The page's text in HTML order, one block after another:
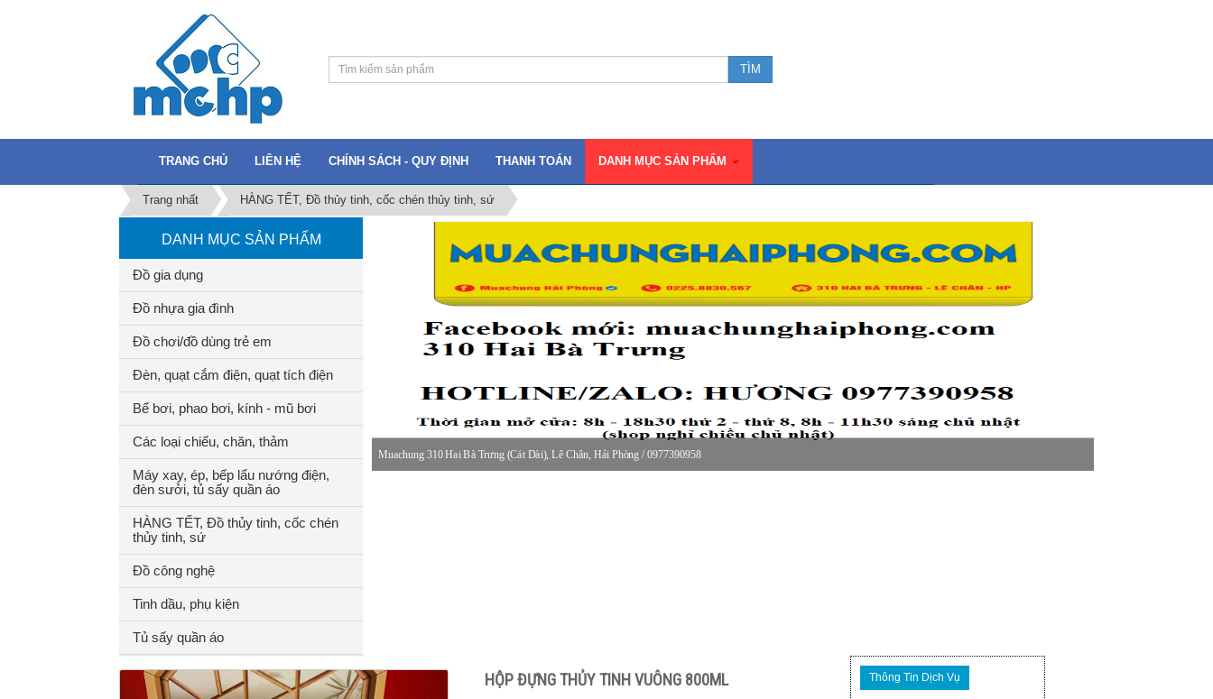
TRANG CHỦ LIÊN HỆ CHÍNH SÁCH - QUY ĐỊNH THANH TOÁN DANH MỤC SẢN PHẨM
Trang nhất HÀNG TẾT, Đồ thủy tinh, cốc chén thủy tinh, sứ
DANH MỤC SẢN PHẨM
Đồ gia dụng
Đồ nhựa gia đình
Đồ chơi/đồ dùng trẻ em
Đèn, quạt cắm điện, quạt tích điện
Bể bơi, phao bơi, kính - mũ bơi
Các loại chiếu, chăn, thảm
Máy xay, ép, bếp lẩu nướng điện,
đèn sưởi, tủ sấy quần áo
HÀNG TẾT, Đồ thủy tinh, cốc chén
thủy tinh, sứ
Đồ công nghệ
Tinh dầu, phụ kiện
Tủ sấy quần áo
Muachung 310 Hai Bà Trưng (Cát Dài), Lê Chân, Hải Phòng / 0977390958
HỘP ĐỰNG THỦY TINH VUÔNG 800ML Thông Tin Dịch Vụ